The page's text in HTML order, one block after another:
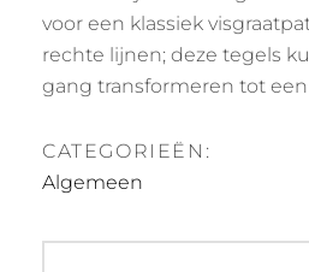
voor een klassiek
rechte lijnen; deze tegels
gang transformeren tot
CATEGORIEËN:
Algemeen